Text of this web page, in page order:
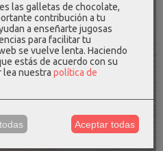
las galletas de chocolate,
contribución a tu
a enseñarte jugosas
para facilitar tu
se vuelve lenta. Haciendo
estás de acuerdo con su
lea nuestra política de
Aceptar todas